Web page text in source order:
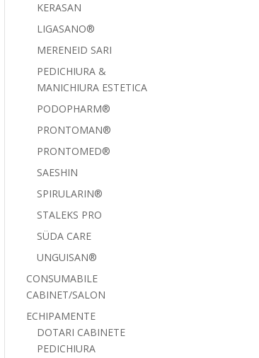
KERASAN
LIGASANO®
MERENEID SARI
PEDICHIURA &
MANICHIURA ESTETICA
PODOPHARM®
PRONTOMAN®
PRONTOMED®
SAESHIN
SPIRULARIN®
STALEKS PRO
SÜDA CARE
UNGUISAN®
CONSUMABILE
CABINET/SALON
ECHIPAMENTE
DOTARI CABINETE
PEDICHIURA